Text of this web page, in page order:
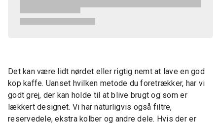
Det kan være lidt nørdet eller rigtig nemt at lave en god
kop kaffe. Uanset hvilken metode du foretrækker, har vi
godt grej, der kan holde til at blive brugt og som er
lækkert designet. Vi har naturligvis også filtre,
reservedele, ekstra kolber og andre dele. Hvis der er